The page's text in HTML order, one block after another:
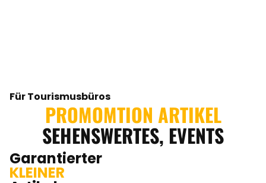
Für Tourismusbüros
PROMOMTION ARTIKEL
SEHENSWERTES, EVENTS
Garantierter
KLEINER